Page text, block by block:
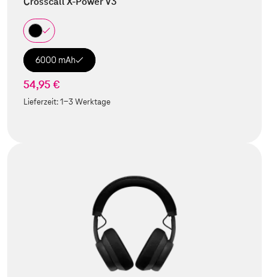
6000 mAh
54,95 €
Lieferzeit:1-3 Werktage